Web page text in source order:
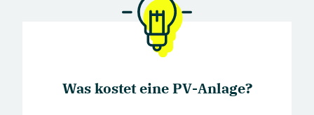
30 Jahre Produkt- und Leistungsgarantie
auf alle Glas-Glas-Module
(„Generationsmodule“)
o Mindestens 97 % Leistung im ersten
kombinieren daher ihre PV-Anlage mit einem
Speicher, um unabhängiger von externem Strom
KOSTENLOSES ANGEBOT EINHOLEN
Was kostet eine PV-Anlage?